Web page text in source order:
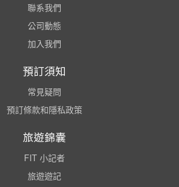
聯系我們
公司動態
加入我們
預訂須知
常見疑問
預訂條款和隱私政策
旅遊錦囊
FIT 小記者
旅遊遊記